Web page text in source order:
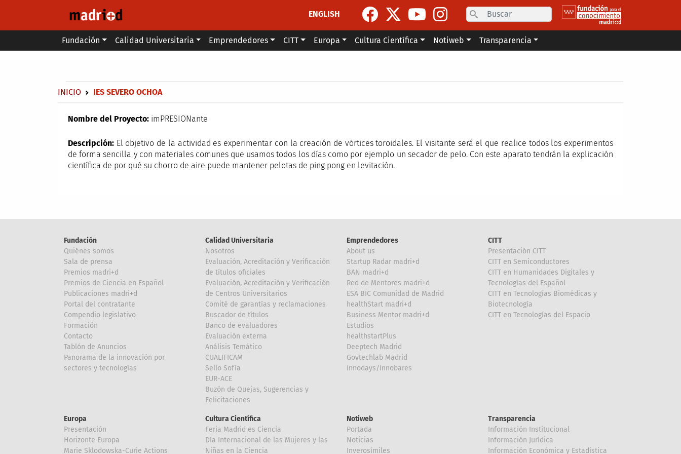
ENGLISH
Search
Main menu
Fundación Calidad Universitaria Emprendedores CITT Europa Cultura Científica Notiweb Transparencia
Sobrescribir enlaces de ayuda a la navegación
INICIO IES SEVERO OCHOA
Nombre del Proyecto: imPRESIONante
Descripción: El objetivo de la actividad es experimentar con la creación de vórtices toroidales. El visitante será el que realice todos los experimentos
de forma sencilla y con materiales comunes que usamos todos los días como por ejemplo un secador de pelo. Con este aparato tendrán la explicación
científica de por qué su chorro de aire puede mantener pelotas de ping pong en levitación.
Fundación
Quiénes somos
Sala de prensa
Premios madri+d
Premios de Ciencia en Español
Publicaciones madri+d
Portal del contratante
Compendio legislativo
Formación
Contacto
Tablón de Anuncios
Panorama de la innovación por
sectores y tecnologías
Calidad Universitaria
Nosotros
Evaluación, Acreditación y Verificación
de títulos oficiales
Evaluación, Acreditación y Verificación
de Centros Universitarios
Comité de garantías y reclamaciones
Buscador de títulos
Banco de evaluadores
Evaluación externa
Análisis Temático
CUALIFICAM
Sello Sofía
EUR-ACE
Buzón de Quejas, Sugerencias y
Felicitaciones
Emprendedores
About us
Startup Radar madri+d
BAN madri+d
Red de Mentores madri+d
ESA BIC Comunidad de Madrid
healthStart madri+d
Business Mentor madri+d
Estudios
healthstartPlus
Deeptech Madrid
Govtechlab Madrid
Innodays/Innobares
CITT
Presentación CITT
CITT en Semiconductores
CITT en Humanidades Digitales y
Tecnologías del Español
CITT en Tecnologías Biomédicas y
Biotecnología
CITT en Tecnologías del Espacio
Europa
Presentación
Horizonte Europa
Marie Sklodowska-Curie Actions
Cultura Científica
Feria Madrid es Ciencia
Día Internacional de las Mujeres y las
Niñas en la Ciencia
Notiweb
Portada
Noticias
Inverosímiles
Transparencia
Información Institucional
Información Jurídica
Información Económica y Estadística